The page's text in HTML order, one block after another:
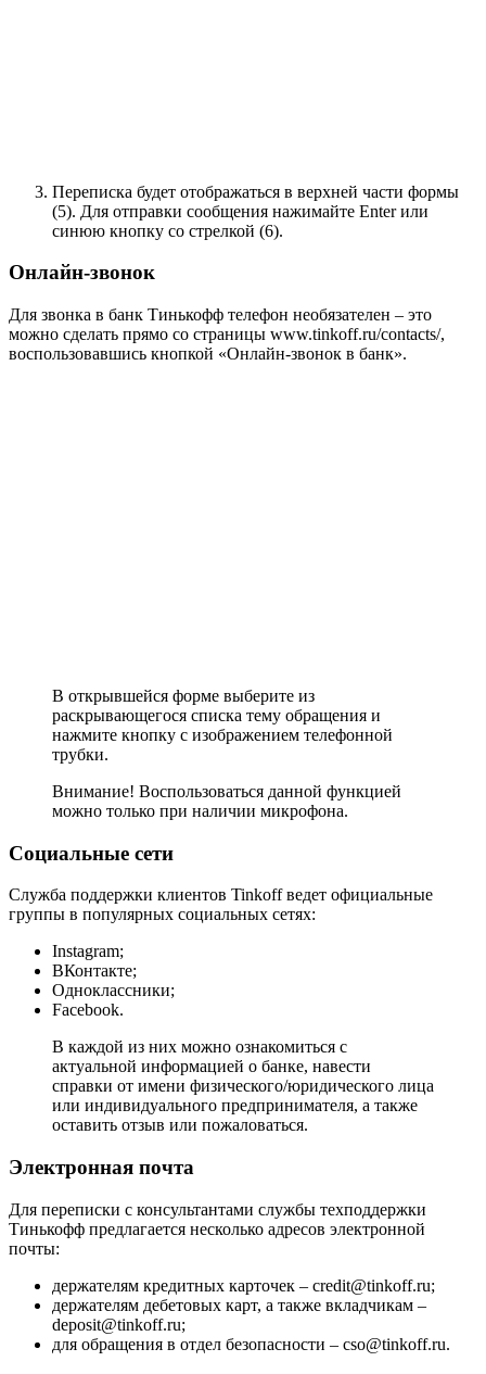
Переписка будет отображаться в верхней части формы
(5). Для отправки сообщения нажимайте Enter или
синюю кнопку со стрелкой (6).
Онлайн-звонок
Для звонка в банк Тинькофф телефон необязателен – это
можно сделать прямо со страницы www.tinkoff.ru/contacts/,
воспользовавшись кнопкой «Онлайн-звонок в банк».
В открывшейся форме выберите из
раскрывающегося списка тему обращения и
нажмите кнопку с изображением телефонной
трубки.
Внимание! Воспользоваться данной функцией
можно только при наличии микрофона.
Социальные сети
Служба поддержки клиентов Tinkoff ведет официальные
группы в популярных социальных сетях:
Instagram;
ВКонтакте;
Одноклассники;
Facebook.
В каждой из них можно ознакомиться с
актуальной информацией о банке, навести
справки от имени физического/юридического лица
или индивидуального предпринимателя, а также
оставить отзыв или пожаловаться.
Электронная почта
Для переписки с консультантами службы техподдержки
Тинькофф предлагается несколько адресов электронной
почты:
держателям кредитных карточек – credit@tinkoff.ru;
держателям дебетовых карт, а также вкладчикам –
deposit@tinkoff.ru;
для обращения в отдел безопасности – cso@tinkoff.ru.